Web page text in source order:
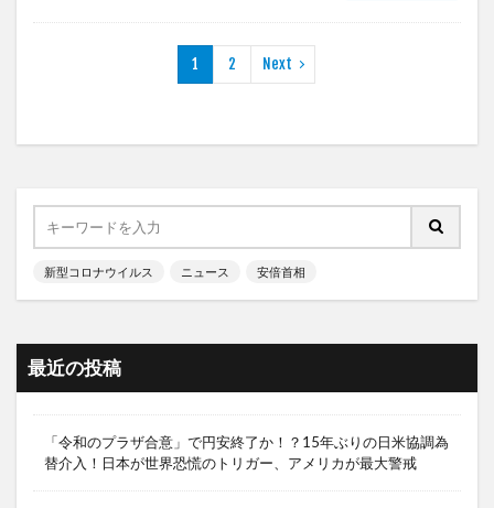
1 2 Next
新型コロナウイルス ニュース 安倍首相
最近の投稿
「令和のプラザ合意」で円安終了か！？15年ぶりの日米協調為
替介入！日本が世界恐慌のトリガー、アメリカが最大警戒